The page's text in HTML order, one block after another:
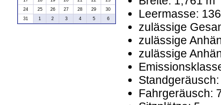
Leermasse:
zulässige
zulässige
zulässige
Fahrgeräusch:
24
25 26 27 28 29
30
31
1 2 3 4 5 6